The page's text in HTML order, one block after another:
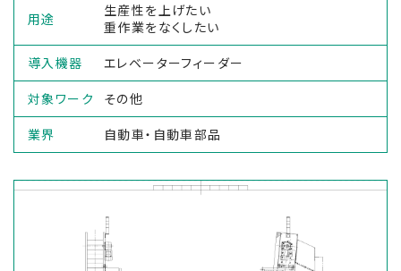
用途
生産性を上げたい
重作業をなくしたい
導入機器
エレベーターフィーダー
対象ワーク
その他
業界
自動車・自動車部品